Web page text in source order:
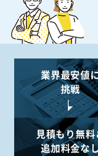
業界最安値
挑戦
見積もり無料
追加料金な